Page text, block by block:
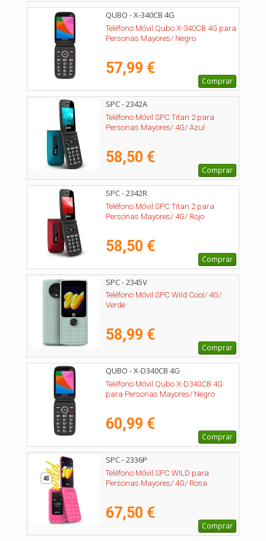
QUBO - X-340CB 4G
Teléfono Móvil Qubo X-340CB 4G para
Personas Mayores/ Negro
57,99 €
Comprar
SPC - 2342A
Teléfono Móvil SPC Titan 2 para
Personas Mayores/ 4G/ Azul
58,50 €
Comprar
SPC - 2342R
Teléfono Móvil SPC Titan 2 para
Personas Mayores/ 4G/ Rojo
58,50 €
Comprar
SPC - 2345V
Teléfono Móvil SPC Wild Cool/ 4G/
Verde
58,99 €
Comprar
QUBO - X-D340CB 4G
Teléfono Móvil Qubo X-D340CB 4G
para Personas Mayores/ Negro
60,99 €
Comprar
SPC - 2336P
Teléfono Móvil SPC WILD para
Personas Mayores/ 4G/ Rosa
67,50 €
Comprar